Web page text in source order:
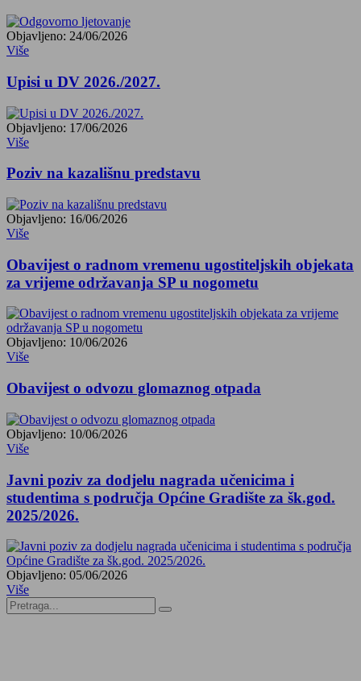
Objavljeno: 24/06/2026
Više
Upisi u DV 2026./2027.
Objavljeno: 17/06/2026
Više
Poziv na kazališnu predstavu
Objavljeno: 16/06/2026
Više
Obavijest o radnom vremenu ugostiteljskih objekata
za vrijeme održavanja SP u nogometu
Objavljeno: 10/06/2026
Više
Obavijest o odvozu glomaznog otpada
Objavljeno: 10/06/2026
Više
Javni poziv za dodjelu nagrada učenicima i
studentima s područja Općine Gradište za šk.god.
2025/2026.
Objavljeno: 05/06/2026
Više